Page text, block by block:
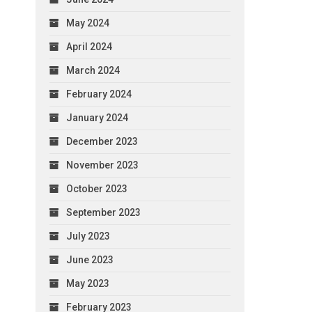
May 2024
April 2024
March 2024
February 2024
January 2024
December 2023
November 2023
October 2023
September 2023
July 2023
June 2023
May 2023
February 2023